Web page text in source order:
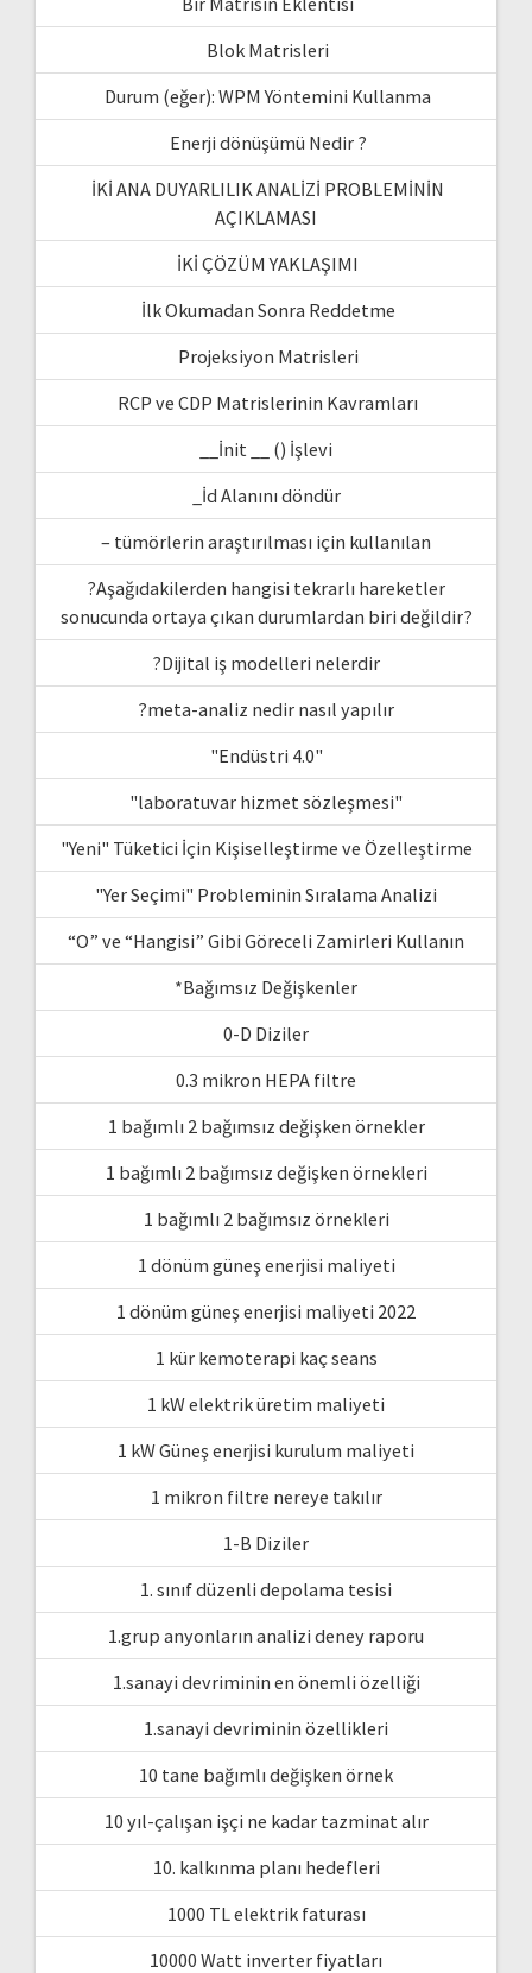
Blok Matrisleri
Durum (eğer): WPM Yöntemini Kullanma
Enerji dönüşümü Nedir ?
İKİ ANA DUYARLILIK ANALİZİ PROBLEMİNİN
AÇIKLAMASI
İKİ ÇÖZÜM YAKLAŞIMI
İlk Okumadan Sonra Reddetme
Projeksiyon Matrisleri
RCP ve CDP Matrislerinin Kavramları
__İnit __ () İşlevi
_İd Alanını döndür
– tümörlerin araştırılması için kullanılan
?Aşağıdakilerden hangisi tekrarlı hareketler
sonucunda ortaya çıkan durumlardan biri değildir?
?Dijital iş modelleri nelerdir
?meta-analiz nedir nasıl yapılır
"Endüstri 4.0"
"laboratuvar hizmet sözleşmesi"
"Yeni" Tüketici İçin Kişiselleştirme ve Özelleştirme
"Yer Seçimi" Probleminin Sıralama Analizi
“O” ve “Hangisi” Gibi Göreceli Zamirleri Kullanın
*Bağımsız Değişkenler
0-D Diziler
0.3 mikron HEPA filtre
1 bağımlı 2 bağımsız değişken örnekler
1 bağımlı 2 bağımsız değişken örnekleri
1 bağımlı 2 bağımsız örnekleri
1 dönüm güneş enerjisi maliyeti
1 dönüm güneş enerjisi maliyeti 2022
1 kür kemoterapi kaç seans
1 kW elektrik üretim maliyeti
1 kW Güneş enerjisi kurulum maliyeti
1 mikron filtre nereye takılır
1-B Diziler
1. sınıf düzenli depolama tesisi
1.grup anyonların analizi deney raporu
1.sanayi devriminin en önemli özelliği
1.sanayi devriminin özellikleri
10 tane bağımlı değişken örnek
10 yıl-çalışan işçi ne kadar tazminat alır
10. kalkınma planı hedefleri
1000 TL elektrik faturası
10000 Watt inverter fiyatları